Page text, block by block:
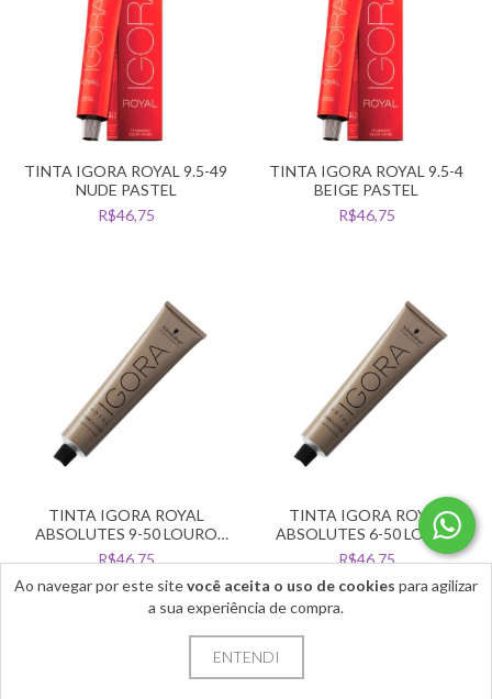
Ao navegar por este sitevocê aceita o uso de cookies para agilizar
a sua experiência de compra.
ENTENDI
TINTA IGORA ROYAL 9.5-49
NUDE PASTEL
R$46,75
TINTA IGORA ROYAL 9.5-4
BEIGE PASTEL
R$46,75
TINTA IGORA ROYAL
ABSOLUTES 9-50 LOURO
EXTRA CLARO DOURADO
R$46,75
TINTA IGORA ROYAL
ABSOLUTES 6-50 LOURO
ESCURO DOURADO
R$46,75